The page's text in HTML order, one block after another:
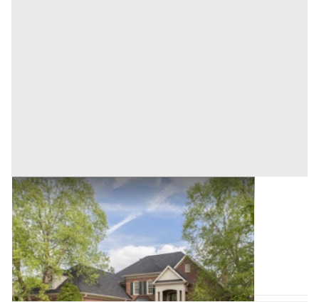
Villini all'asta a Palermo
Altofonte (Palermo)
Offerta minima
32.865 € 43.820 €
Codice asta:9a406b65
Asta chiusa